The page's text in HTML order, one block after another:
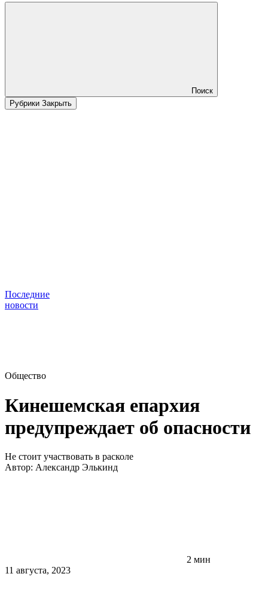
Поиск
Рубрики Закрыть
Последние
новости
Общество
Кинешемская епархия
предупреждает об опасности
Не стоит участвовать в расколе
Автор: Александр Элькинд
2 мин
11 августа, 2023